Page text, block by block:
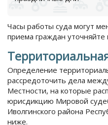
Часы работы суда могут
приема граждан
Определение
рассредоточить дела
Местности, на которые
юрисдикцию Мировой
Иволгинского района
ниже.